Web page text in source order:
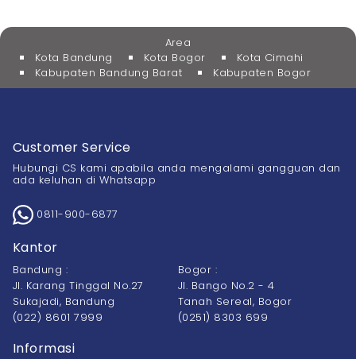
Area
Kota Bandung
Kota Bogor
Kota Cimahi
Kabupaten Bandung Barat
Kabupaten Bogor
Customer Service
Hubungi CS kami apabila anda mengalami gangguan dan
ada keluhan di Whatsapp
0811-900-6877
Kantor
Bandung :
Jl. Karang Tinggal No.27
Sukajadi, Bandung
(022) 8601 7999
Bogor :
Jl. Bango No.2 - 4
Tanah Sereal, Bogor
(0251) 8303 699
Informasi